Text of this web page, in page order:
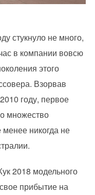
стукнуло не много,
в компании вовсю
этого
Взорвав
году, первое
множество
никогда не
2018 модельного
прибытие на